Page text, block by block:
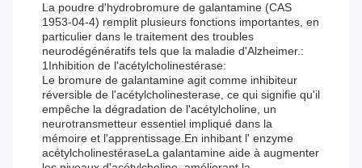
La poudre d'hydrobromure de galantamine (CAS
1953-04-4) remplit plusieurs fonctions importantes, en
particulier dans le traitement des troubles
neurodégénératifs tels que la maladie d'Alzheimer.:
1Inhibition de l'acétylcholinestérase:
Le bromure de galantamine agit comme inhibiteur
réversible de l'acétylcholinesterase, ce qui signifie qu'il
empêche la dégradation de l'acétylcholine, un
neurotransmetteur essentiel impliqué dans la
mémoire et l'apprentissage.En inhibant l' enzyme
acétylcholinestéraseLa galantamine aide à augmenter